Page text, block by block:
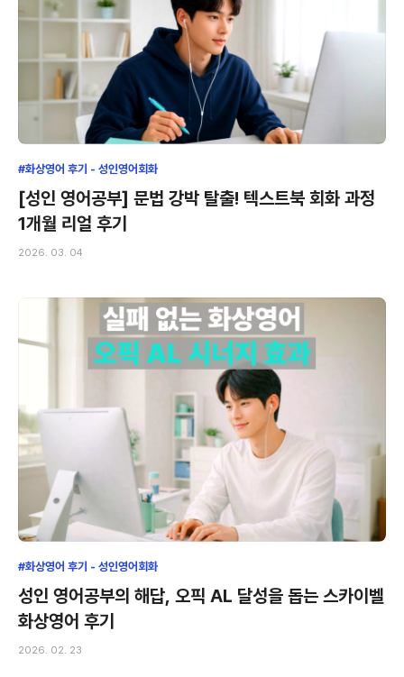
#화상영어 후기 - 성인영어회화
[성인 영어공부] 문법 강박 탈출! 텍스트북 회화 과정
1개월 리얼 후기
2026. 03. 04
#화상영어 후기 - 성인영어회화
성인 영어공부의 해답, 오픽 AL 달성을 돕는 스카이벨
화상영어 후기
2026. 02. 23